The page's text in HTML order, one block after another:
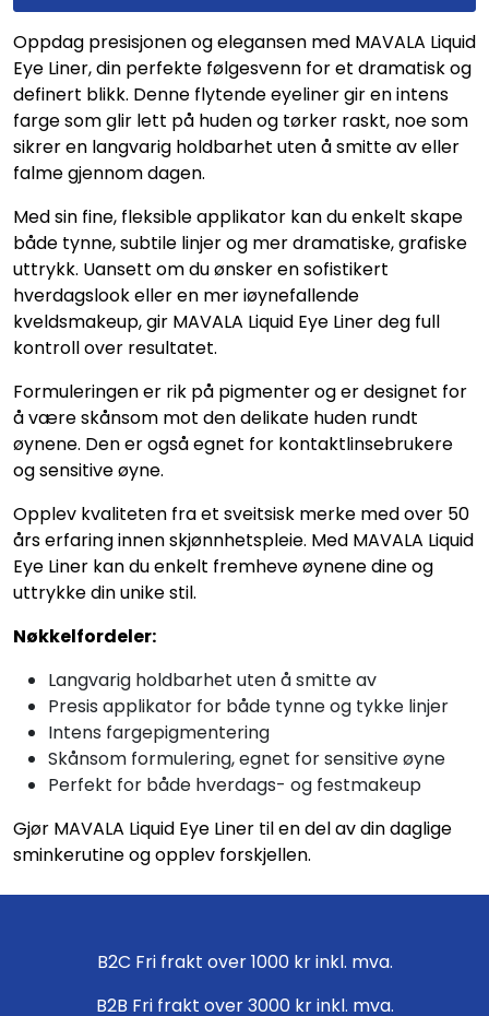
Oppdag presisjonen og elegansen med MAVALA Liquid
Eye Liner, din perfekte følgesvenn for et dramatisk og
definert blikk. Denne flytende eyeliner gir en intens
farge som glir lett på huden og tørker raskt, noe som
sikrer en langvarig holdbarhet uten å smitte av eller
falme gjennom dagen.
Med sin fine, fleksible applikator kan du enkelt skape
både tynne, subtile linjer og mer dramatiske, grafiske
uttrykk. Uansett om du ønsker en sofistikert
hverdagslook eller en mer iøynefallende
kveldsmakeup, gir MAVALA Liquid Eye Liner deg full
kontroll over resultatet.
Formuleringen er rik på pigmenter og er designet for
å være skånsom mot den delikate huden rundt
øynene. Den er også egnet for kontaktlinsebrukere
og sensitive øyne.
Opplev kvaliteten fra et sveitsisk merke med over 50
års erfaring innen skjønnhetspleie. Med MAVALA Liquid
Eye Liner kan du enkelt fremheve øynene dine og
uttrykke din unike stil.
Nøkkelfordeler:
Langvarig holdbarhet uten å smitte av
Presis applikator for både tynne og tykke linjer
Intens fargepigmentering
Skånsom formulering, egnet for sensitive øyne
Perfekt for både hverdags- og festmakeup
Gjør MAVALA Liquid Eye Liner til en del av din daglige
sminkerutine og opplev forskjellen.
B2C Fri frakt over 1000 kr inkl. mva.
B2B Fri frakt over 3000 kr inkl. mva.